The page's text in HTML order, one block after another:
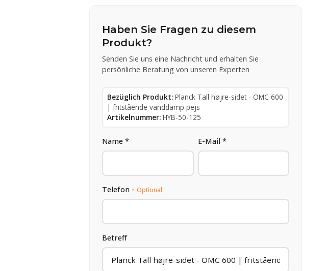
Haben Sie Fragen zu diesem
Produkt?
Senden Sie uns eine Nachricht und erhalten Sie
persönliche Beratung von unseren Experten
Bezüglich Produkt: Planck Tall højre-sidet - OMC 600
| fritstående vanddamp pejs
Artikelnummer: HYB-50-125
Name * E-Mail *
Telefon -Optional
Betreff